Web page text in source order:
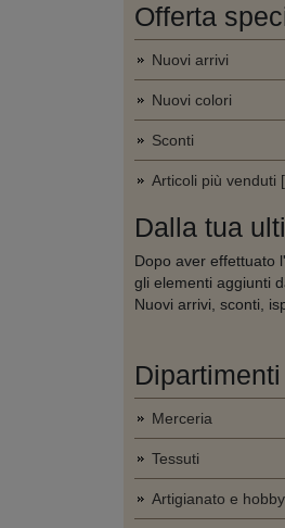
Offerta
Nuovi arrivi
Nuovi colori
Sconti
Articoli più venduti [
Dalla tua
Dopo aver effettuato
gli elementi aggiunti
Nuovi arrivi, sconti,
Dipartimenti
Merceria
Tessuti
Artigianato e hobby